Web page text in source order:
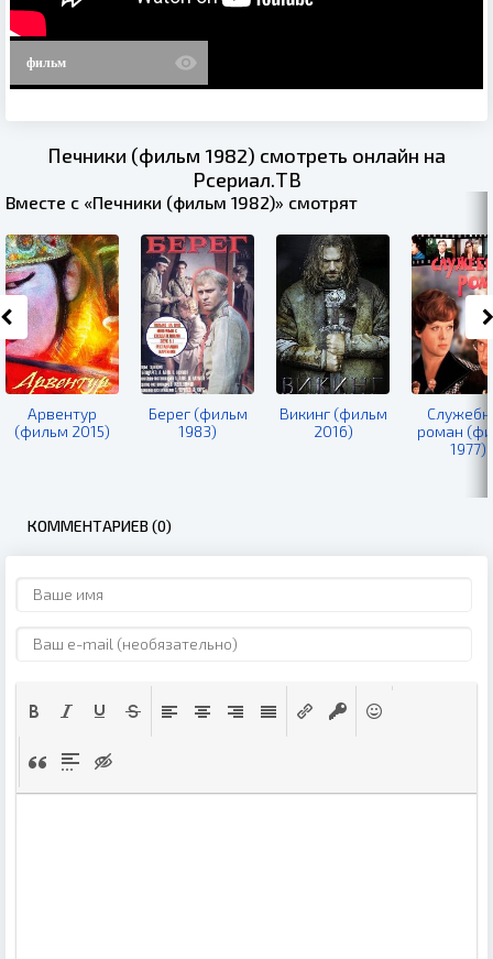
фильм
Печники (фильм 1982) смотреть онлайн на
Рсериал.ТВ
Вместе с «Печники (фильм 1982)» смотрят
Арвентур
(фильм 2015)
Берег (фильм
1983)
Викинг (фильм
2016)
роман
1977)
КОММЕНТАРИЕВ (0)